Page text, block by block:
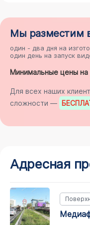
Мы разместим
один - два дня на
один день на запуск
Минимальные цены на
Для всех наших
сложности —
Адресная